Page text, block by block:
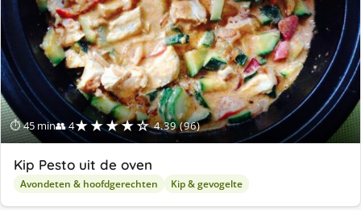
⏱ 45 min👥 4★★★★☆ 4.39 (96)
Kip Pesto uit de oven
Avondeten & hoofdgerechten Kip & gevogelte